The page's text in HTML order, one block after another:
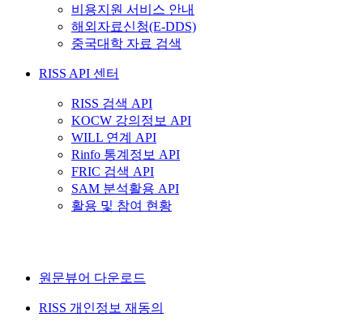
비용지원 서비스 안내
해외자료신청(E-DDS)
중국대학 자료 검색
RISS API 센터
RISS 검색 API
KOCW 강의정보 API
WILL 연계 API
Rinfo 통계정보 API
FRIC 검색 API
SAM 분석활용 API
활용 및 참여 현황
원문뷰어 다운로드
RISS 개인정보 재동의